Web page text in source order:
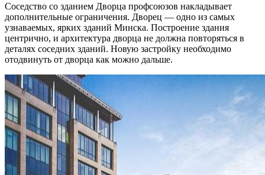
Соседство со зданием Дворца профсоюзов накладывает
дополнительные ограничения. Дворец — одно из самых
узнаваемых, ярких зданий Минска. Построение здания
центрично, и архитектура дворца не должна повторяться в
деталях соседних зданий. Новую застройку необходимо
отодвинуть от дворца как можно дальше.